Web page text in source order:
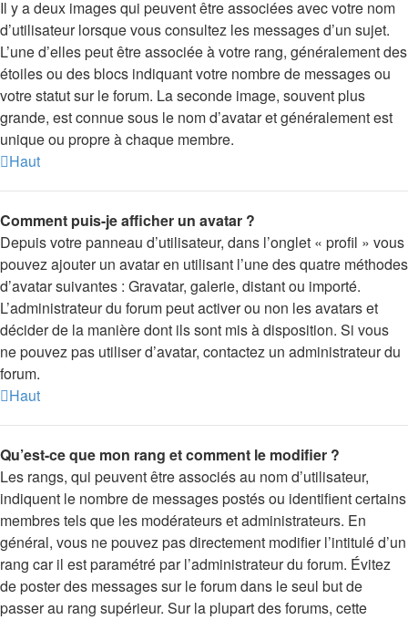
Il y a deux images qui peuvent être associées avec votre nom
d’utilisateur lorsque vous consultez les messages d’un sujet.
L’une d’elles peut être associée à votre rang, généralement des
étoiles ou des blocs indiquant votre nombre de messages ou
votre statut sur le forum. La seconde image, souvent plus
grande, est connue sous le nom d’avatar et généralement est
unique ou propre à chaque membre.
Haut
Comment puis-je afficher un avatar ?
Depuis votre panneau d’utilisateur, dans l’onglet « profil » vous
pouvez ajouter un avatar en utilisant l’une des quatre méthodes
d’avatar suivantes : Gravatar, galerie, distant ou importé.
L’administrateur du forum peut activer ou non les avatars et
décider de la manière dont ils sont mis à disposition. Si vous
ne pouvez pas utiliser d’avatar, contactez un administrateur du
forum.
Haut
Qu’est-ce que mon rang et comment le modifier ?
Les rangs, qui peuvent être associés au nom d’utilisateur,
indiquent le nombre de messages postés ou identifient certains
membres tels que les modérateurs et administrateurs. En
général, vous ne pouvez pas directement modifier l’intitulé d’un
rang car il est paramétré par l’administrateur du forum. Évitez
de poster des messages sur le forum dans le seul but de
passer au rang supérieur. Sur la plupart des forums, cette